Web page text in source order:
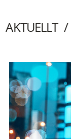
AKTUELLT